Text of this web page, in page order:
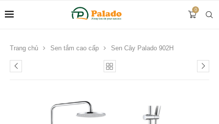
0
Trang chủ Sen tắm cao cấp Sen Cây Palado 902H